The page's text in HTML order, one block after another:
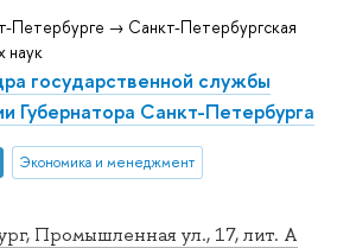
Промышленная ул., 17, лит. А
→ Санкт-Петербургская
наук
государственной службы
Губернатора Санкт-Петербурга
Экономика и менеджмент